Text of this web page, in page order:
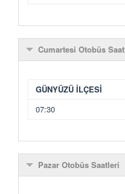
Cumartesi Otobüs
GÜNYÜZÜ İLÇESİ
07:30
Pazar Otobüs Saatleri